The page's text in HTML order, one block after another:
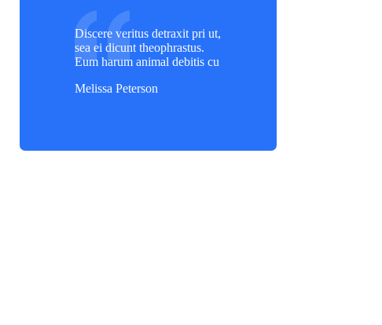
Discere veritus detraxit pri ut,
sea ei dicunt theophrastus.
Eum harum animal debitis cu
Melissa Peterson